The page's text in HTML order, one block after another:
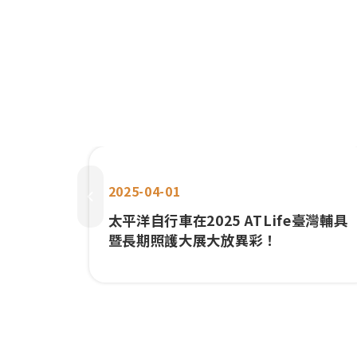
2025-04-01
太平洋自行車在2025 ATLife臺灣輔具
暨長期照護大展大放異彩！